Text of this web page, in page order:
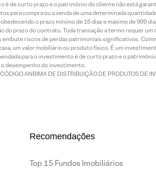
é de curto prazo e o patrimônio do cliente não está
para compra ou a venda de uma determinada
o prazo mínimo de 16 dias e máximo de 999
do prazo do contrato. Toda transação a termo requer
riscos de perdas patrimoniais significativos.
um valor mobiliário ou produto físico. É um
para o investimento é de curto prazo e o
desempenho do investimento.
ANBIMA DE DISTRIBUIÇÃO DE PRODUTOS DE
Recomendações
Top 15 Fundos Imobiliários